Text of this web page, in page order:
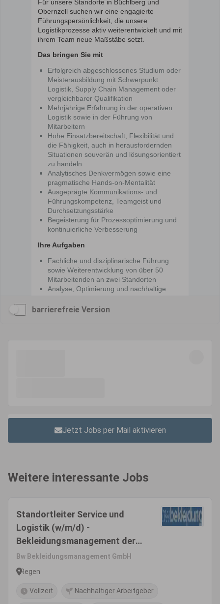
barrierefreie Version
Jetzt Jobs per Mail aktivieren
Weitere interessante Jobs
Standortleiter Service und
Logistik (w/m/d) -
Bekleidungsmanagement der
Bundeswehr
Bw Bekleidungsmanagement GmbH
Regen
Vollzeit Nachhaltiger Arbeitgeber